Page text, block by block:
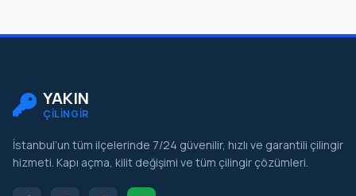
YAKIN
ÇİLİNGİR
İstanbul’un tüm ilçelerinde 7/24 güvenilir, hızlı ve garantili çilingir
hizmeti. Kapı açma, kilit değişimi ve tüm çilingir çözümleri.